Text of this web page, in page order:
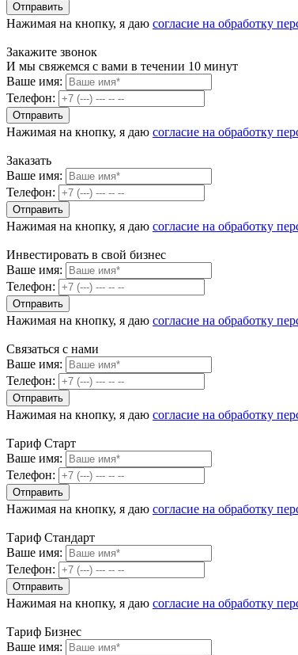
Нажимая на кнопку, я даю согласие на обработку
Закажите звонок
И мы свяжемся с вами в течении 10 минут
Ваше имя:
Телефон:
Нажимая на кнопку, я даю согласие на обработку
Заказать
Ваше имя:
Телефон:
Нажимая на кнопку, я даю согласие на обработку
Инвестировать в свой бизнес
Ваше имя:
Телефон:
Нажимая на кнопку, я даю согласие на обработку
Связаться с нами
Ваше имя:
Телефон:
Нажимая на кнопку, я даю согласие на обработку
Тариф Старт
Ваше имя:
Телефон:
Нажимая на кнопку, я даю согласие на обработку
Тариф Стандарт
Ваше имя:
Телефон:
Нажимая на кнопку, я даю согласие на обработку
Тариф Бизнес
Ваше имя: